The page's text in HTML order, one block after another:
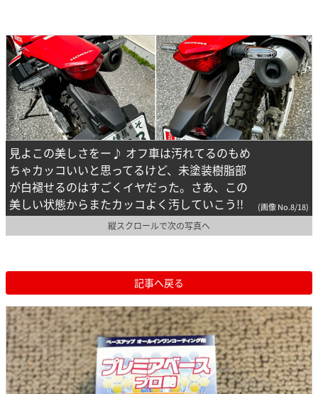
見よこの美しさをー♪ オフ車は汚れてるのもめ
ちゃカッコいいと思ってるけど、未塗装樹脂部
が白褪せるのはすごくイヤだった。さあ、この
美しい状態からまたカッコよく汚していこう!!
(画像 No.8/18)
縦スクロールで次の写真へ
記事へ戻る